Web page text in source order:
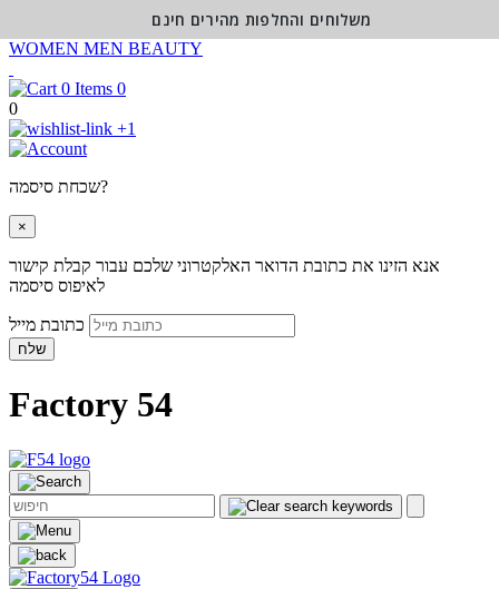
WOMEN MEN BEAUTY
0
0
+1
שכחת סיסמה?
×
אנא הזינו את כתובת הדואר האלקטרוני שלכם עבור קבלת קישור
לאיפוס סיסמה
שלח
Factory 54
משלוחים והחלפות מהירים חינם